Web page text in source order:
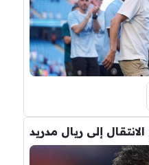
إلى ريال مدريد